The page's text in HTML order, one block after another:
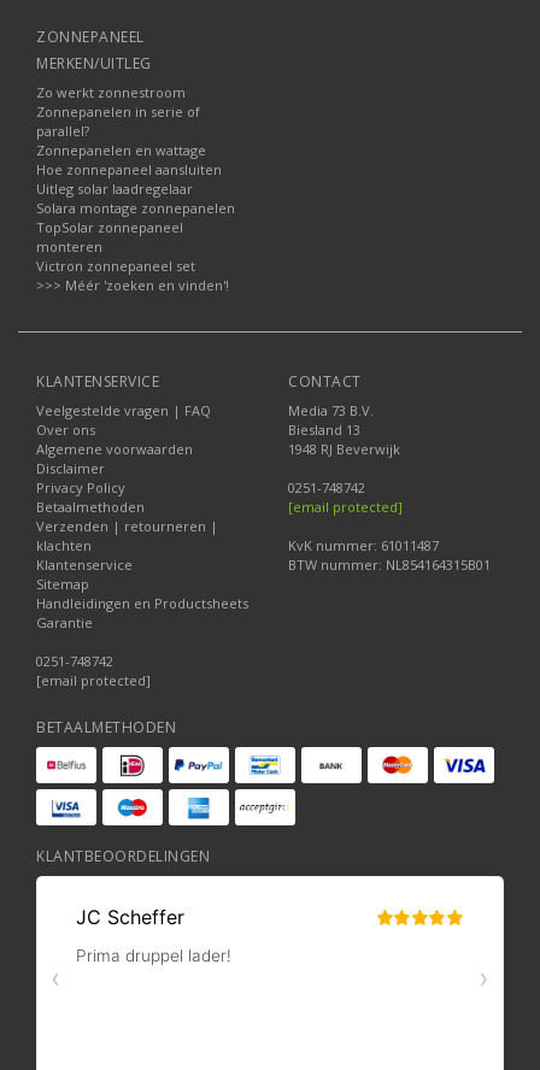
ZONNEPANEEL
MERKEN/UITLEG
Zo werkt zonnestroom
Zonnepanelen in serie of
parallel?
Zonnepanelen en wattage
Hoe zonnepaneel aansluiten
Uitleg solar laadregelaar
Solara montage zonnepanelen
TopSolar zonnepaneel
monteren
Victron zonnepaneel set
>>> Méér 'zoeken en vinden'!
KLANTENSERVICE
Veelgestelde vragen | FAQ
Over ons
Algemene voorwaarden
Disclaimer
Privacy Policy
Betaalmethoden
Verzenden | retourneren |
klachten
Klantenservice
Sitemap
Handleidingen en Productsheets
Garantie
0251-748742
[email protected]
CONTACT
Media 73 B.V.
Biesland 13
1948 RJ Beverwijk
0251-748742
[email protected]
KvK nummer: 61011487
BTW nummer: NL854164315B01
BETAALMETHODEN
KLANTBEOORDELINGEN